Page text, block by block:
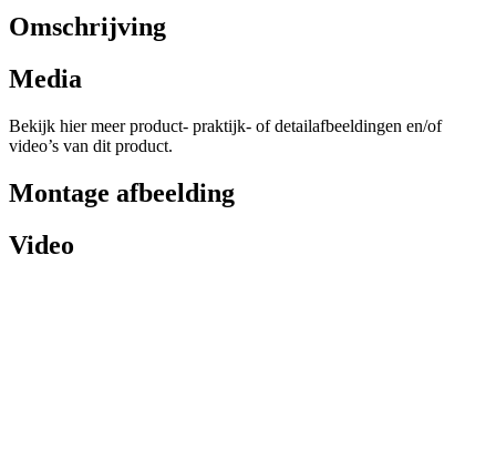
Omschrijving
Media
Bekijk hier meer product- praktijk- of detailafbeeldingen en/of
video’s van dit product.
Montage afbeelding
Video